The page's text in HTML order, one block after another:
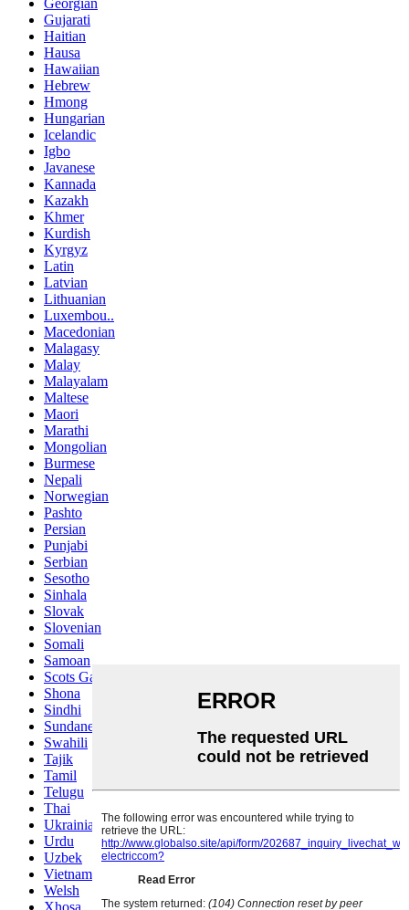
Georgian
Gujarati
Haitian
Hausa
Hawaiian
Hebrew
Hmong
Hungarian
Icelandic
Igbo
Javanese
Kannada
Kazakh
Khmer
Kurdish
Kyrgyz
Latin
Latvian
Lithuanian
Luxembou..
Macedonian
Malagasy
Malay
Malayalam
Maltese
Maori
Marathi
Mongolian
Burmese
Nepali
Norwegian
Pashto
Persian
Punjabi
Serbian
Sesotho
Sinhala
Slovak
Slovenian
Somali
Samoan
Scots Gaelic
Shona
Sindhi
Sundanese
Swahili
Tajik
Tamil
Telugu
Thai
Ukrainian
Urdu
Uzbek
Vietnamese
Welsh